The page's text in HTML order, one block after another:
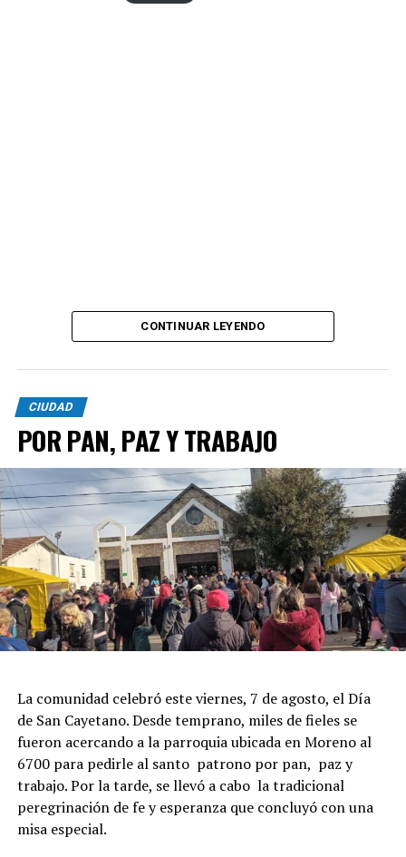
CONTINUAR LEYENDO
CIUDAD
POR PAN, PAZ Y TRABAJO
La comunidad celebró este viernes, 7 de agosto, el Día
de San Cayetano. Desde temprano, miles de fieles se
fueron acercando a la parroquia ubicada en Moreno al
6700 para pedirle al santo patrono por pan, paz y
trabajo. Por la tarde, se llevó a cabo la tradicional
peregrinación de fe y esperanza que concluyó con una
misa especial.